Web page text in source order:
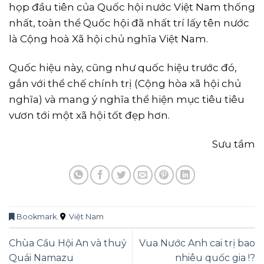
họp đầu tiên của Quốc hội nước Việt Nam thống
nhất, toàn thể Quốc hội đã nhất trí lấy tên nước
là Cộng hoà Xã hội chủ nghĩa Việt Nam.
Quốc hiệu này, cũng như quốc hiệu trước đó,
gắn với thể chế chính trị (Cộng hòa xã hội chủ
nghĩa) và mang ý nghĩa thể hiện mục tiêu tiêu
vươn tới một xã hội tốt đẹp hơn.
Sưu tầm
Bookmark Việt Nam
Chùa Cầu Hội An và thuỷ
Quái Namazu
Vua Nước Anh cai trị bao
nhiêu quốc gia !?